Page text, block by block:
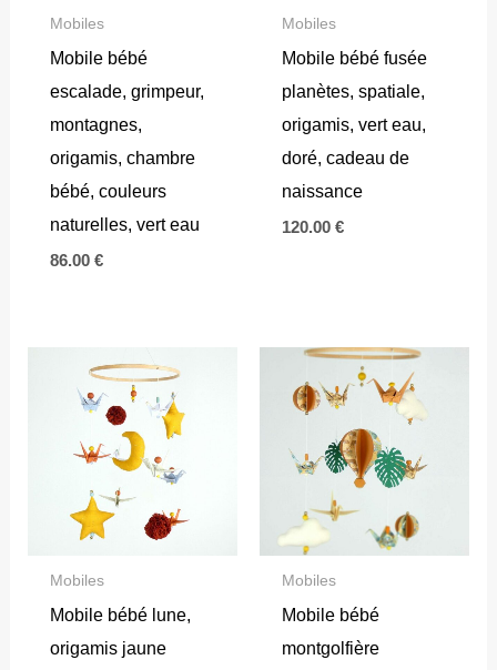
Mobiles
Mobile bébé
escalade, grimpeur,
montagnes,
origamis, chambre
bébé, couleurs
naturelles, vert eau
86.00 €
Mobiles
Mobile bébé fusée
planètes, spatiale,
origamis, vert eau,
doré, cadeau de
naissance
120.00 €
Mobiles
Mobile bébé lune,
origamis jaune
Mobiles
Mobile bébé
montgolfière